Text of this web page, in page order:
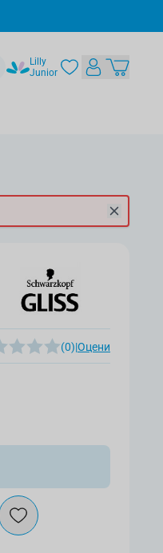
Lilly
Junior
(0)|Оцени